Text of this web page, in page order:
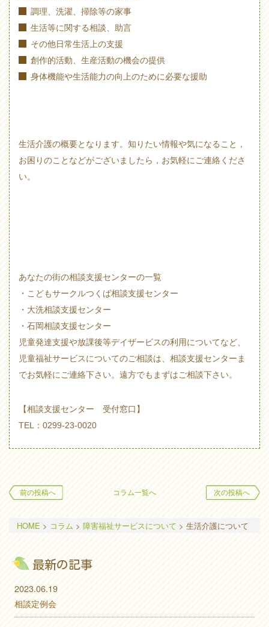
調理、洗濯、掃除等の家事
生活等に関する相談、助言
その他日常生活上の支援
創作的活動、生産活動の機会の提供
身体機能や生活能力の向上のために必要な援助
生活介護の概要となります。 知りたい情報や気になること，
お困りのことなどがございましたら，お気軽にご連絡くださ
い。
あなたの街の相談支援センターの一覧
・こどもサークルつくば相談支援センター
・大洗相談支援センター
・石岡相談支援センター
児童発達支援や放課後等デイザービスの利用についてなど、
児童福祉サービスについてのご相談は、相談支援センターま
でお気軽にご連絡下さい。遠方でもまずはご相談下さい。
【相談支援センター 受付窓口】
TEL：0299-23-0020
前の投稿へ コラム一覧へ 次の投稿へ
HOME > コラム > 障害福祉サービスについて > 生活介護について
最新の記事
2023.06.19
相談定例会